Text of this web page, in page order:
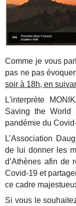
Comme je vous
pas ne pas
soir à 18h, en
L'interprète
Saving the World
pandémie du
L’Association
de lui donner les
d’Athènes afin de
Covid-19 et
ce cadre
Si vous le